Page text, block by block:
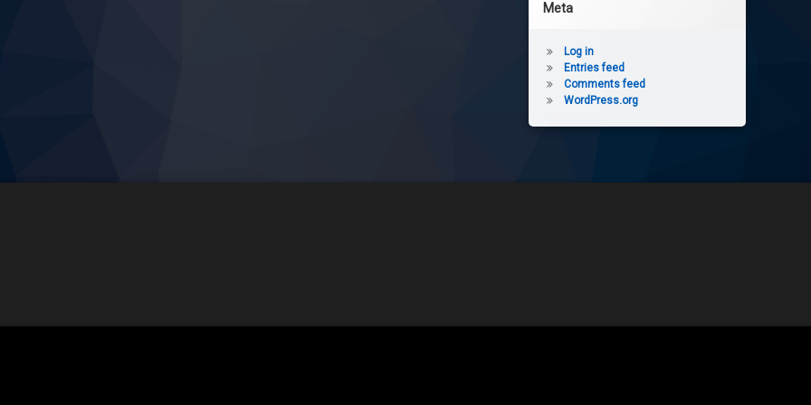
Meta
Log in
Entries feed
Comments feed
WordPress.org